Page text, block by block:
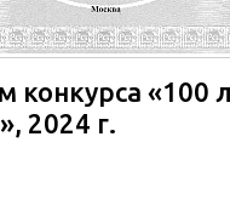
конкурса «100
2024 г.